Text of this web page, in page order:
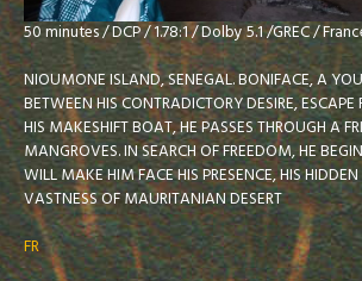
50 minutes / DCP / 1.78:1 / Dolby 5.1 /GREC /
NIOUMONE ISLAND, SENEGAL. BONIFACE, A
BETWEEN HIS CONTRADICTORY DESIRE,
HIS MAKESHIFT BOAT, HE PASSES THROUGH A
MANGROVES. IN SEARCH OF FREEDOM, HE
WILL MAKE HIM FACE HIS PRESENCE, HIS
VASTNESS OF MAURITANIAN DESERT
FR